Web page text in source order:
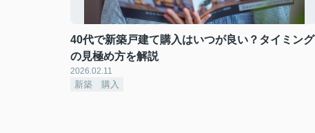
40代で新築戸建て購入はいつが良い？タイミング
の見極め方を解説
2026.02.11
新築 購入